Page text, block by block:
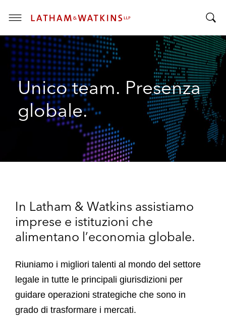
T
o
g
g
l
e
M
e
n
o
g
g
l
S
e
a
r
Unico team. Presenza
globale.
In Latham & Watkins assistiamo
imprese e istituzioni che
alimentano l’economia globale.
Riuniamo i migliori talenti al mondo del settore
legale in tutte le principali giurisdizioni per
guidare operazioni strategiche che sono in
grado di trasformare i mercati.